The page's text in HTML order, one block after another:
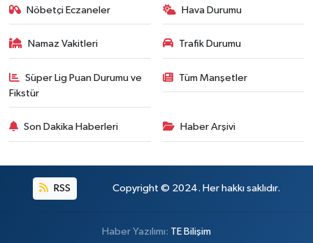
Nöbetçi Eczaneler Hava Durumu
Namaz Vakitleri Trafik Durumu
Süper Lig Puan Durumu ve
Fikstür
Tüm Manşetler
Son Dakika Haberleri Haber Arşivi
RSS Copyright © 2024. Her hakkı saklıdır.
Haber Yazılımı: TE Bilişim